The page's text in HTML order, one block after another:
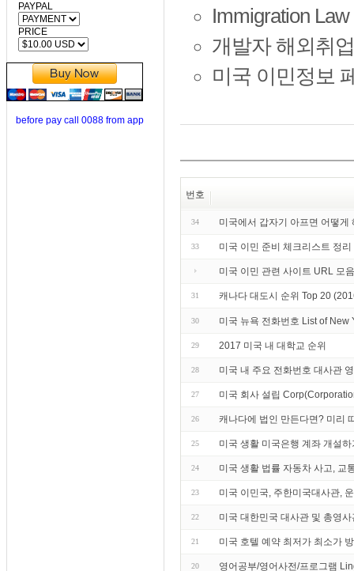
PAYPAL
PRICE
before pay call 0088 from app
Immigration
개발자 해외취
미국 이민정보
번호
34 미국에서 갑자기 아프면 어떻게
33 미국 이민 준비 체크리스트 정리
미국 이민 관련 사이트 URL 모
31 캐나다 대도시 순위 Top 20
30 미국 뉴욕 전화번호 List of
29 2017 미국 내 대학교 순위
28 미국 내 주요 전화번호 대사관
27 미국 회사 설립
26 캐나다에 법인 만든다면? 미리
25 미국 생활 미국은행 계좌 개설하
24 미국 생활 법률 자동차 사고, 교
23 미국 이민국, 주한미국대사관,
22 미국 대한민국 대사관 및 총영
21 미국 호텔 예약 최저가 최소가
20 영어공부/영어사전/프로그램